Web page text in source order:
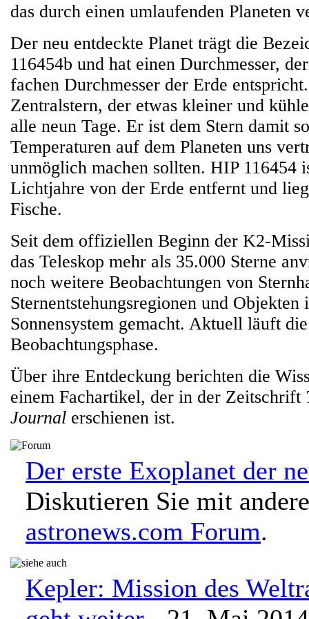
das durch einen umlaufenden Planeten
Der neu entdeckte Planet trägt die
116454b und hat einen Durchmesser,
fachen Durchmesser der Erde
Zentralstern, der etwas kleiner und
alle neun Tage. Er ist dem Stern damit
Temperaturen auf dem Planeten uns
unmöglich machen sollten. HIP 116454
Lichtjahre von der Erde entfernt und
Fische.
Seit dem offiziellen Beginn der K2-
das Teleskop mehr als 35.000 Sterne
noch weitere Beobachtungen von
Sternentstehungsregionen und Objekten
Sonnensystem gemacht. Aktuell läuft
Beobachtungsphase.
Über ihre Entdeckung berichten die
einem Fachartikel, der in der Zeitschrift
Journal erschienen ist.
Der erste Exoplanet der
Diskutieren Sie mit
astronews.com Forum.
Kepler: Mission des